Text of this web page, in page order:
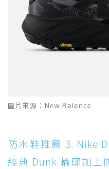
圖片來源：New Balance
防水鞋推薦 3. Nike
經典 Dunk 輪廓加上